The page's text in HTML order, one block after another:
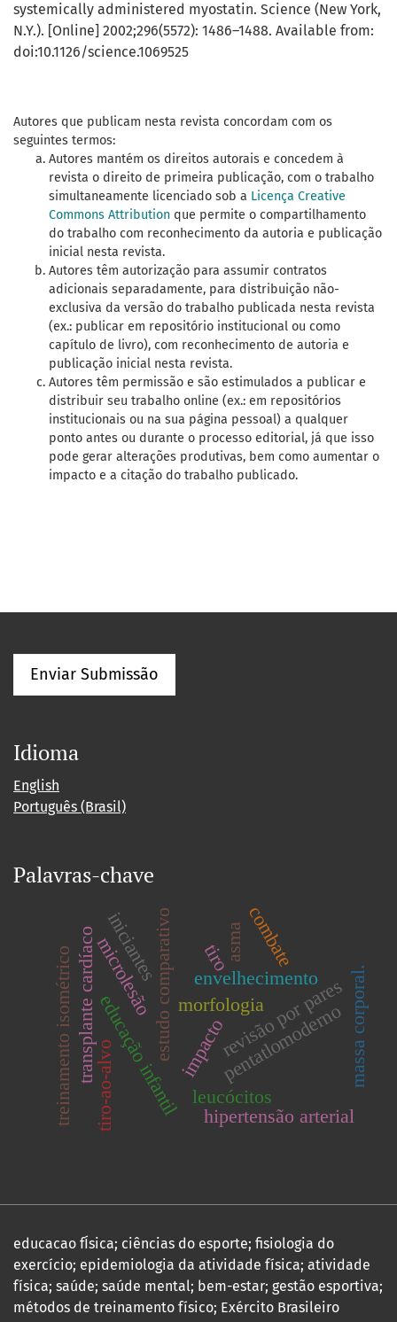
systemically administered myostatin. Science (New York,
N.Y.). [Online] 2002;296(5572): 1486–1488. Available from:
doi:10.1126/science.1069525
Autores que publicam nesta revista concordam com os
seguintes termos:
Autores mantém os direitos autorais e concedem à
revista o direito de primeira publicação, com o trabalho
simultaneamente licenciado sob a Licença Creative
Commons Attribution que permite o compartilhamento
do trabalho com reconhecimento da autoria e publicação
inicial nesta revista.
Autores têm autorização para assumir contratos
adicionais separadamente, para distribuição não-
exclusiva da versão do trabalho publicada nesta revista
(ex.: publicar em repositório institucional ou como
capítulo de livro), com reconhecimento de autoria e
publicação inicial nesta revista.
Autores têm permissão e são estimulados a publicar e
distribuir seu trabalho online (ex.: em repositórios
institucionais ou na sua página pessoal) a qualquer
ponto antes ou durante o processo editorial, já que isso
pode gerar alterações produtivas, bem como aumentar o
impacto e a citação do trabalho publicado.
Enviar Submissão
Idioma
English
Português (Brasil)
Palavras-chave
revisão por pares
estudo comparativo
educação infantilmorfologia
transplante cardíaco pentatlomoderno
tiro-ao-alvo
treinamento isométrico envelhecimento
leucócitos
tiro
hipertensão arterial
impacto
microlesão
iniciantes asma combate
massa corporal.
educacao fÍsica; ciências do esporte; fisiologia do
exercício; epidemiologia da atividade física; atividade
física; saúde; saúde mental; bem-estar; gestão esportiva;
métodos de treinamento físico; Exército Brasileiro